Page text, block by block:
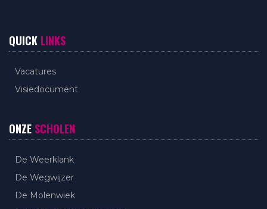
QUICK LINKS
Vacatures
Visiedocument
ONZE SCHOLEN
De Weerklank
De Wegwijzer
De Molenwiek